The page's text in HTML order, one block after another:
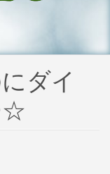
ダイ
☆